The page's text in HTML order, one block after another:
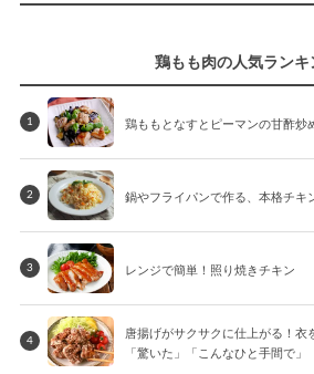
鶏もも肉の人気ランキ
1 鶏ももとなすとピーマンの甘酢炒
2 鍋やフライパンで作る、本格チキ
3 レンジで簡単！照り焼きチキン
4
唐揚げがサクサクに仕上がる！衣
「驚いた」「こんなひと手間で」